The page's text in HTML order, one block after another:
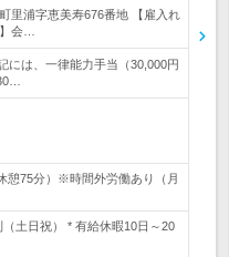
里浦字恵美寿676番地 【雇入れ
会…
には、一律能力手当（30,000円
憩75分）※時間外労働あり（月
土日祝） * 有給休暇10日～20